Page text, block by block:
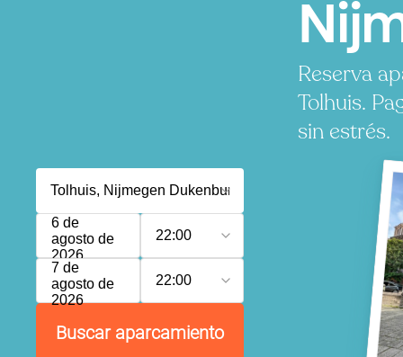
Reserva
Tolhuis.
sin estrés.
6 de
agosto de
2026
22:00
7 de
agosto de
2026
22:00
Buscar aparcamiento